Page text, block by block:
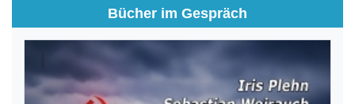
Bücher im Gespräch